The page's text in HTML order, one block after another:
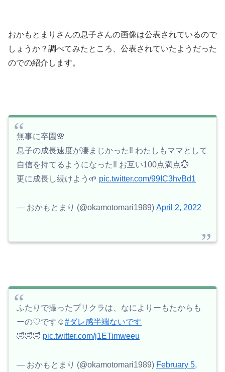
おかもとまりさんの息子さんの画像は公表されているので
しょうか？調べてみたところ、公表されていたようだった
のでの紹介します。
無事に卒園🌸
息子の成長速度が凄まじかった‼︎ わたしもママとして
自信を持てるようになった‼︎ お互い100点満点💮
更に成長し続けよう🌱 pic.twitter.com/99IC3hvBd1
— おかもとまり (@okamotomari1989) April 2, 2022
ふたりで撮ったプリクラは、なによりーもたからも
ーの♡です☺️#ダレ感半端ないです
🤣🤣🤣 pic.twitter.com/j1ETimweeu
— おかもとまり (@okamotomari1989) February 5,